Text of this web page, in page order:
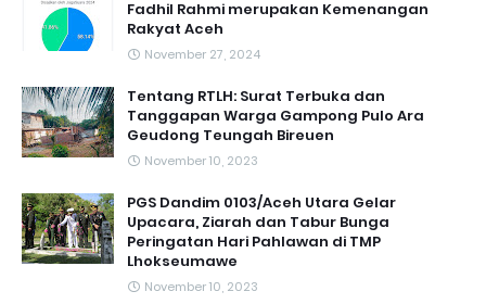
Fadhil Rahmi merupakan Kemenangan
Rakyat Aceh
November 27, 2024
Tentang RTLH: Surat Terbuka dan
Tanggapan Warga Gampong Pulo Ara
Geudong Teungah Bireuen
November 10, 2023
PGS Dandim 0103/Aceh Utara Gelar
Upacara, Ziarah dan Tabur Bunga
Peringatan Hari Pahlawan di TMP
Lhokseumawe
November 10, 2023